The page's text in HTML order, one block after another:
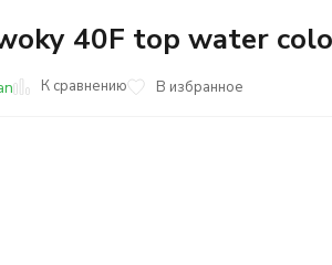
40F top water
К сравнению В избранное